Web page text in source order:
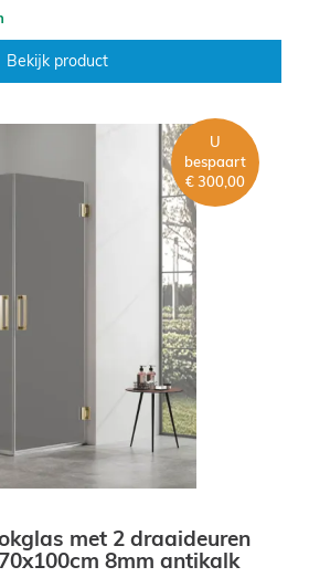
Bekijk product
met 2 draaideuren
8mm antikalk
U
bespaart
€ 300,00